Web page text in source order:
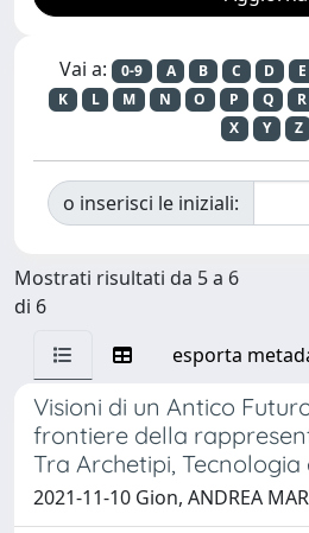
Vai a: 0-9 A B C D E
K
L M N O P Q R
X
Y Z
o inserisci le iniziali:
Mostrati risultati da 5 a 6
di 6
esporta
Visioni di un Antico
frontiere della
Tra Archetipi, Tecnologia
2021-11-10 Gion, ANDREA